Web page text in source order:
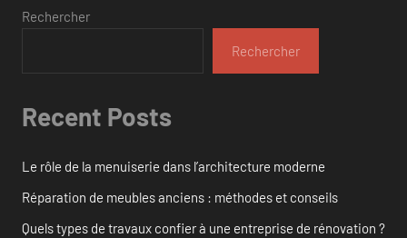
Rechercher
Rechercher
Recent Posts
Le rôle de la menuiserie dans l’architecture moderne
Réparation de meubles anciens : méthodes et conseils
Quels types de travaux confier à une entreprise de rénovation ?